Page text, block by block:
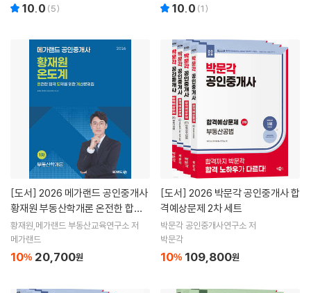
10.0 (5) 10.0 (1)
[도서]
황재원 부동산학개론 온전한 합격
도약을 위한 계산문제집
황재원,메가랜드 부동산교육연구소 저
메가랜드
10% 20,700원
[도서]
격예상문제 2차 세트
박문각 공인중개사연구소 저
박문각
10% 109,800원